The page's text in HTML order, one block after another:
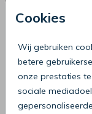
Cookies
Wij gebruiken
betere
onze prestaties
sociale